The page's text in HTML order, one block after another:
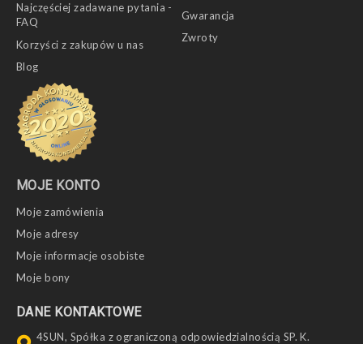
Najczęściej zadawane pytania -
FAQ
Korzyści z zakupów u nas
Blog
Gwarancja
Zwroty
MOJE KONTO
Moje zamówienia
Moje adresy
Moje informacje osobiste
Moje bony
DANE KONTAKTOWE
4SUN, Spółka z ograniczoną odpowiedzialnością SP. K.